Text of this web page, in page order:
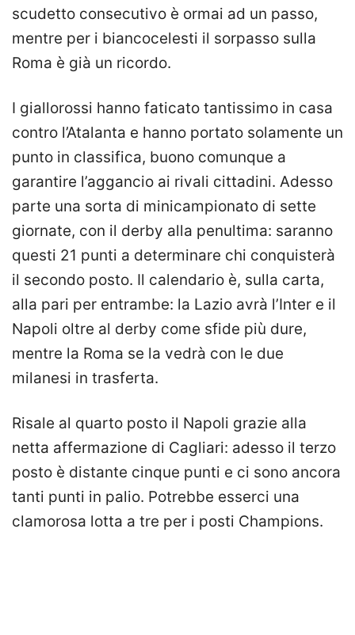
scudetto consecutivo è ormai ad un passo,
mentre per i biancocelesti il sorpasso sulla
Roma è già un ricordo.
I giallorossi hanno faticato tantissimo in casa
contro l’Atalanta e hanno portato solamente un
punto in classifica, buono comunque a
garantire l’aggancio ai rivali cittadini. Adesso
parte una sorta di minicampionato di sette
giornate, con il derby alla penultima: saranno
questi 21 punti a determinare chi conquisterà
il secondo posto. Il calendario è, sulla carta,
alla pari per entrambe: la Lazio avrà l’Inter e il
Napoli oltre al derby come sfide più dure,
mentre la Roma se la vedrà con le due
milanesi in trasferta.
Risale al quarto posto il Napoli grazie alla
netta affermazione di Cagliari: adesso il terzo
posto è distante cinque punti e ci sono ancora
tanti punti in palio. Potrebbe esserci una
clamorosa lotta a tre per i posti Champions.